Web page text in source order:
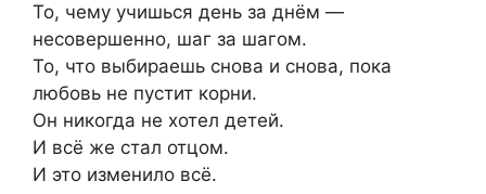
То, чему учишься день за днём —
несовершенно, шаг за шагом.
То, что выбираешь снова и снова, пока
любовь не пустит корни.
Он никогда не хотел детей.
И всё же стал отцом.
И это изменило всё.